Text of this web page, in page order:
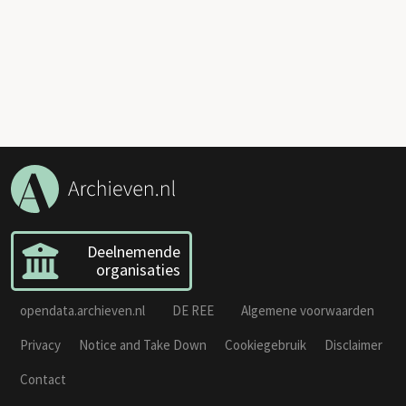
Deelnemende
organisaties
opendata.archieven.nl DE REE
Algemene voorwaarden
Privacy
Notice and Take Down Cookiegebruik
Disclaimer
Contact